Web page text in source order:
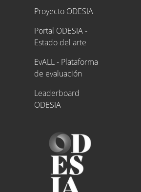
Proyecto ODESIA
Proyecto ODESIA
Portal ODESIA -
Estado del arte
EvALL - Plataforma
de evaluación
Leaderboard
ODESIA